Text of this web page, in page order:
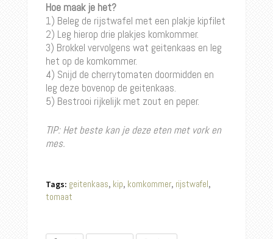
Hoe maak je het?
1) Beleg de rijstwafel met een plakje kipfilet
2) Leg hierop drie plakjes komkommer.
3) Brokkel vervolgens wat geitenkaas en leg
het op de komkommer.
4) Snijd de cherrytomaten doormidden en
leg deze bovenop de geitenkaas.
5) Bestrooi rijkelijk met zout en peper.
TIP: Het beste kan je deze eten met vork en
mes.
Tags: geitenkaas, kip, komkommer, rijstwafel,
tomaat